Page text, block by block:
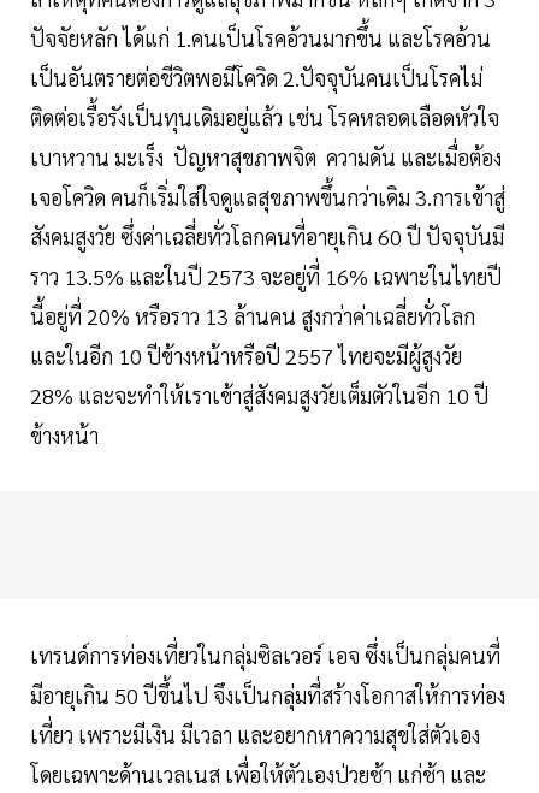
ปัจจัยหลัก ได้แก่ 1.คนเป็นโรคอ้วนมากขึ้น และโรคอ้วน
เป็นอันตรายต่อชีวิตพอมีโควิด 2.ปัจจุบันคนเป็นโรคไม่
ติดต่อเรื้อรังเป็นทุนเดิมอยู่แล้ว เช่น โรคหลอดเลือดหัวใจ
เบาหวาน มะเร็ง ปัญหาสุขภาพจิต ความดัน และเมื่อต้อง
เจอโควิด คนก็เริ่มใส่ใจดูแลสุขภาพขึ้นกว่าเดิม 3.การเข้าสู่
สังคมสูงวัย ซึ่งค่าเฉลี่ยทั่วโลกคนที่อายุเกิน 60 ปี ปัจจุบันมี
ราว 13.5% และในปี 2573 จะอยู่ที่ 16% เฉพาะในไทยปี
นี้อยู่ที่ 20% หรือราว 13 ล้านคน สูงกว่าค่าเฉลี่ยทั่วโลก
และในอีก 10 ปีข้างหน้าหรือปี 2557 ไทยจะมีผู้สูงวัย
28% และจะทำให้เราเข้าสู่สังคมสูงวัยเต็มตัวในอีก 10 ปี
ข้างหน้า
เทรนด์การท่องเที่ยวในกลุ่มซิลเวอร์ เอจ ซึ่งเป็นกลุ่มคนที่
มีอายุเกิน 50 ปีขึ้นไป จึงเป็นกลุ่มที่สร้างโอกาสให้การท่อง
เที่ยว เพราะมีเงิน มีเวลา และอยากหาความสุขใส่ตัวเอง
โดยเฉพาะด้านเวลเนส เพื่อให้ตัวเองป่วยช้า แก่ช้า และ